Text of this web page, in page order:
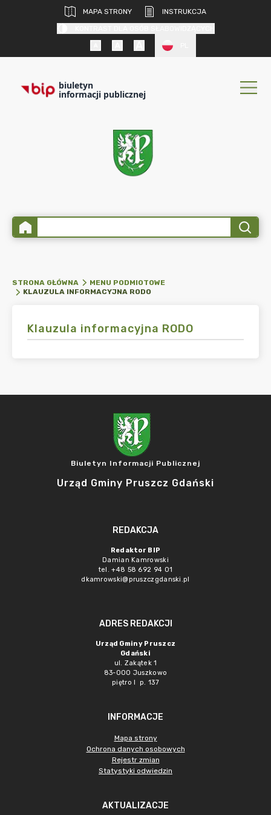
MAPA STRONY
INSTRUKCJA
biuletyn
informacji publicznej
STRONA GŁÓWNA
MENU PODMIOTOWE
KLAUZULA INFORMACYJNA RODO
Klauzula informacyjna RODO
Biuletyn Informacji Publicznej
Urząd Gminy Pruszcz Gdański
REDAKCJA
Redaktor BIP
Damian Kamrowski
tel. +48 58 692 94 01
dkamrowski@pruszczgdanski.pl
ADRES REDAKCJI
Urząd Gminy Pruszcz
Gdański
ul. Zakątek 1
83-000 Juszkowo
piętro I p. 137
INFORMACJE
Mapa strony
Ochrona danych osobowych
Rejestr zmian
Statystyki odwiedzin
AKTUALIZACJE